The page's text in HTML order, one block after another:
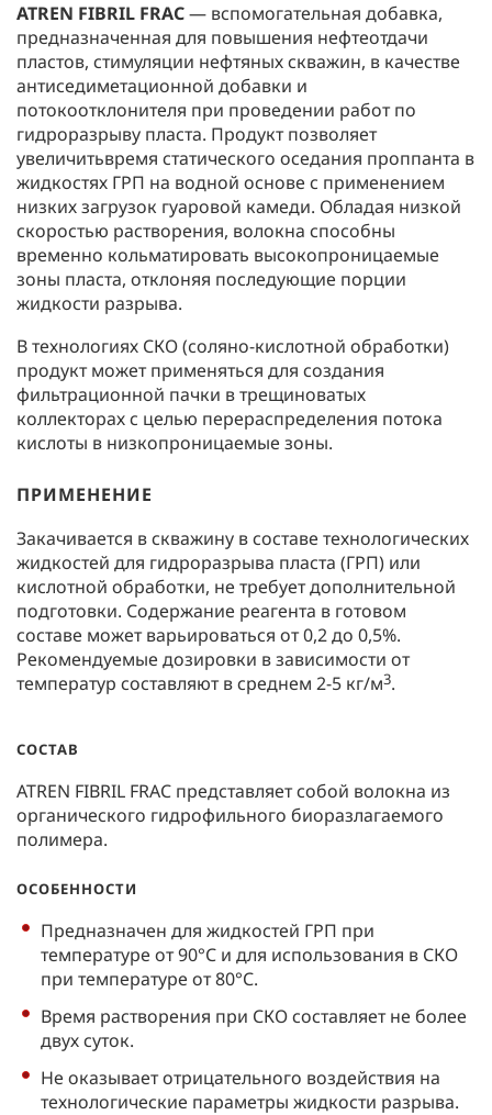
ATREN FIBRIL FRAC— вспомогательная добавка,
предназначенная для повышения нефтеотдачи
пластов, стимуляции нефтяных скважин, в качестве
антиседиметационной добавки и
потокоотклонителя при проведении работ по
гидроразрыву пласта. Продукт позволяет
увеличитьвремя статического оседания проппанта в
жидкостях ГРП на водной основе с применением
низких загрузок гуаровой камеди. Обладая низкой
скоростью растворения, волокна способны
временно кольматировать высокопроницаемые
зоны пласта, отклоняя последующие порции
жидкости разрыва.
В технологиях СКО (cоляно-кислотной обработки)
продукт может применяться для создания
фильтрационной пачки в трещиноватых
коллекторах с целью перераспределения потока
кислоты в низкопроницаемые зоны.
ПРИМЕНЕНИЕ
Закачивается в скважину в составе технологических
жидкостей для гидроразрыва пласта (ГРП) или
кислотной обработки, не требует дополнительной
подготовки. Содержание реагента в готовом
составе может варьироваться от 0,2 до 0,5%.
Рекомендуемые дозировки в зависимости от
температур составляют в среднем 2-5 кг/м3.
СОСТАВ
ATREN FIBRIL FRAC представляет собой волокна из
органического гидрофильного биоразлагаемого
полимера.
ОСОБЕННОСТИ
Предназначен для жидкостей ГРП при
температуре от 90°C и для использования в СКО
при температуре от 80°С.
Время растворения при СКО составляет не более
двух суток.
Не оказывает отрицательного воздействия на
технологические параметры жидкости разрыва.